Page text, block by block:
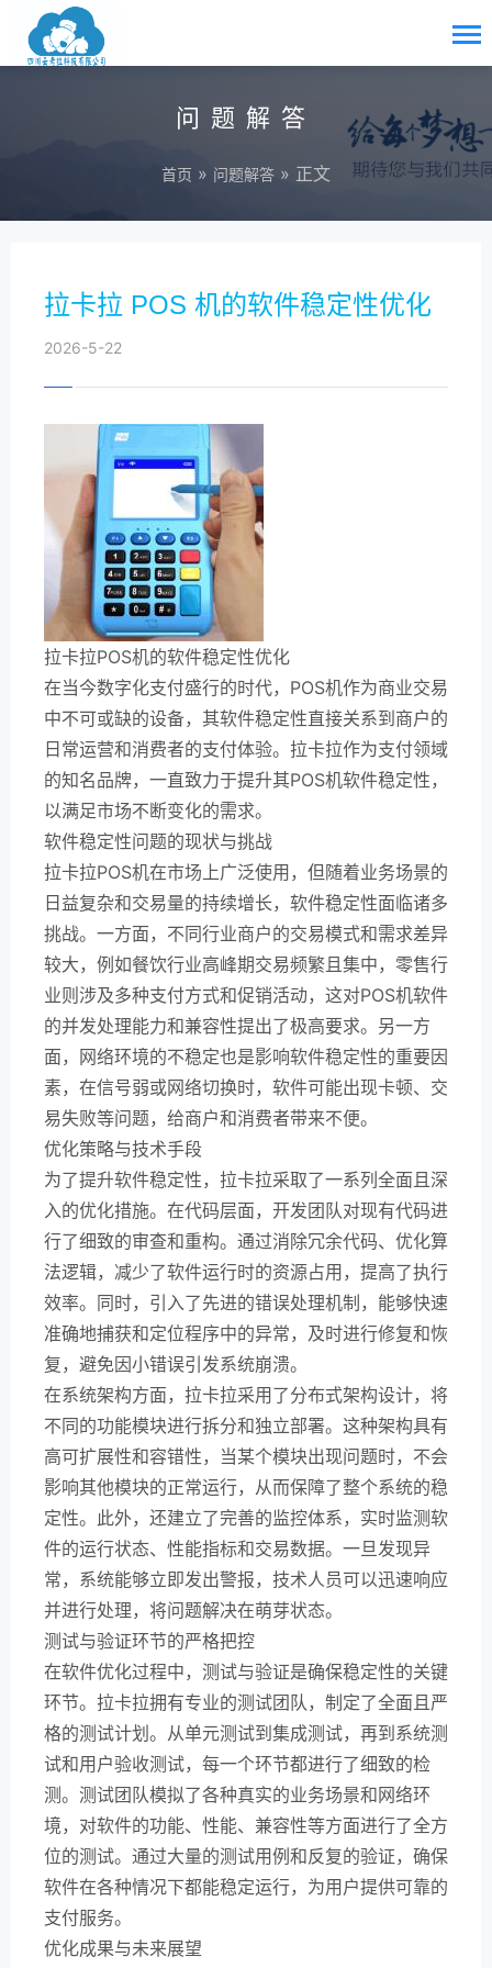
问题解答
首页 » 问题解答 » 正文
拉卡拉 POS 机的软件稳定性优化
2026-5-22
拉卡拉POS机的软件稳定性优化
在当今数字化支付盛行的时代，POS机作为商业交易
中不可或缺的设备，其软件稳定性直接关系到商户的
日常运营和消费者的支付体验。拉卡拉作为支付领域
的知名品牌，一直致力于提升其POS机软件稳定性，
以满足市场不断变化的需求。
软件稳定性问题的现状与挑战
拉卡拉POS机在市场上广泛使用，但随着业务场景的
日益复杂和交易量的持续增长，软件稳定性面临诸多
挑战。一方面，不同行业商户的交易模式和需求差异
较大，例如餐饮行业高峰期交易频繁且集中，零售行
业则涉及多种支付方式和促销活动，这对POS机软件
的并发处理能力和兼容性提出了极高要求。另一方
面，网络环境的不稳定也是影响软件稳定性的重要因
素，在信号弱或网络切换时，软件可能出现卡顿、交
易失败等问题，给商户和消费者带来不便。
优化策略与技术手段
为了提升软件稳定性，拉卡拉采取了一系列全面且深
入的优化措施。在代码层面，开发团队对现有代码进
行了细致的审查和重构。通过消除冗余代码、优化算
法逻辑，减少了软件运行时的资源占用，提高了执行
效率。同时，引入了先进的错误处理机制，能够快速
准确地捕获和定位程序中的异常，及时进行修复和恢
复，避免因小错误引发系统崩溃。
在系统架构方面，拉卡拉采用了分布式架构设计，将
不同的功能模块进行拆分和独立部署。这种架构具有
高可扩展性和容错性，当某个模块出现问题时，不会
影响其他模块的正常运行，从而保障了整个系统的稳
定性。此外，还建立了完善的监控体系，实时监测软
件的运行状态、性能指标和交易数据。一旦发现异
常，系统能够立即发出警报，技术人员可以迅速响应
并进行处理，将问题解决在萌芽状态。
测试与验证环节的严格把控
在软件优化过程中，测试与验证是确保稳定性的关键
环节。拉卡拉拥有专业的测试团队，制定了全面且严
格的测试计划。从单元测试到集成测试，再到系统测
试和用户验收测试，每一个环节都进行了细致的检
测。测试团队模拟了各种真实的业务场景和网络环
境，对软件的功能、性能、兼容性等方面进行了全方
位的测试。通过大量的测试用例和反复的验证，确保
软件在各种情况下都能稳定运行，为用户提供可靠的
支付服务。
优化成果与未来展望